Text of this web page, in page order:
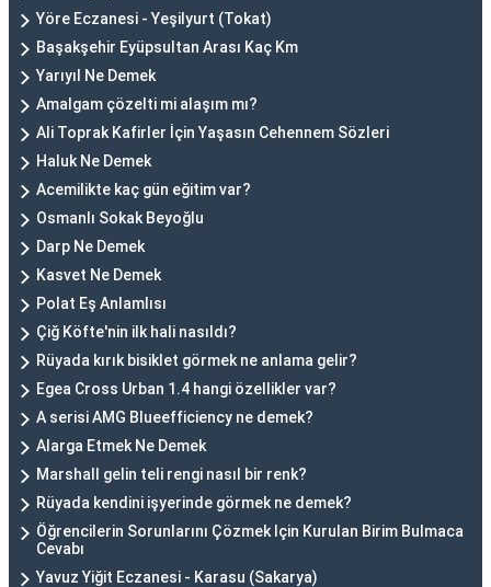
Yöre Eczanesi - Yeşilyurt (Tokat)
Başakşehir Eyüpsultan Arası Kaç Km
Yarıyıl Ne Demek
Amalgam çözelti mi alaşım mı?
Ali Toprak Kafirler İçin Yaşasın Cehennem Sözleri
Haluk Ne Demek
Acemilikte kaç gün eğitim var?
Osmanlı Sokak Beyoğlu
Darp Ne Demek
Kasvet Ne Demek
Polat Eş Anlamlısı
Çiğ Köfte'nin ilk hali nasıldı?
Rüyada kırık bisiklet görmek ne anlama gelir?
Egea Cross Urban 1.4 hangi özellikler var?
A serisi AMG Blueefficiency ne demek?
Alarga Etmek Ne Demek
Marshall gelin teli rengi nasıl bir renk?
Rüyada kendini işyerinde görmek ne demek?
Öğrencilerin Sorunlarını Çözmek Için Kurulan Birim Bulmaca
Cevabı
Yavuz Yiğit Eczanesi - Karasu (Sakarya)